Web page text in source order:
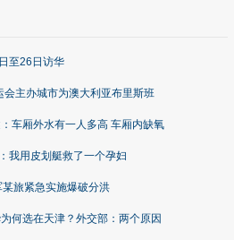
至26日访华
主办城市为澳大利亚布里斯班
车厢外水有一人多高 车厢内缺氧
我用皮划艇救了一个孕妇
旅紧急实施爆破分洪
何选在天津？外交部：两个原因